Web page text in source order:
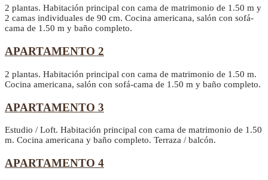
2 plantas. Habitación principal con cama de matrimonio de 1.50 m y
2 camas individuales de 90 cm. Cocina americana, salón con sofá-
cama de 1.50 m y baño completo.
APARTAMENTO 2
2 plantas. Habitación principal con cama de matrimonio de 1.50 m.
Cocina americana, salón con sofá-cama de 1.50 m y baño completo.
APARTAMENTO 3
Estudio / Loft. Habitación principal con cama de matrimonio de 1.50
m. Cocina americana y baño completo. Terraza / balcón.
APARTAMENTO 4